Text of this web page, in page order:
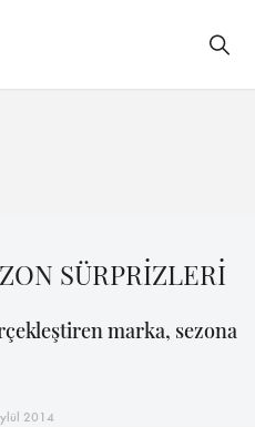
SÜRPRİZLERİ
marka, sezona
2014